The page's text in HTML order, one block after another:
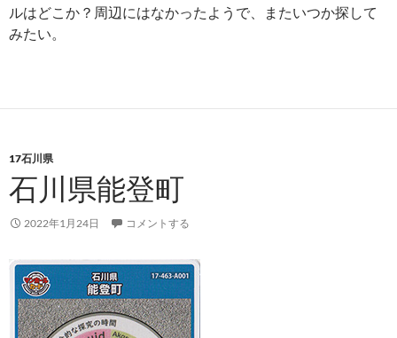
ルはどこか？周辺にはなかったようで、またいつか探して
みたい。
17石川県
石川県能登町
2022年1月24日 コメントする